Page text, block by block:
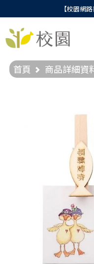
【校園網
首頁 商品詳細資